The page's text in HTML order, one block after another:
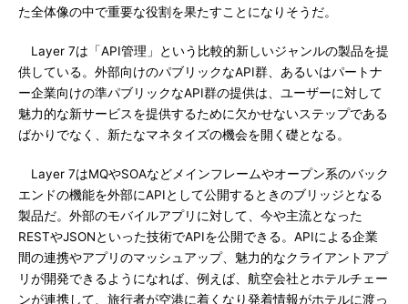
た全体像の中で重要な役割を果たすことになりそうだ。
Layer 7は「API管理」という比較的新しいジャンルの製品を提
供している。外部向けのパブリックなAPI群、あるいはパートナ
ー企業向けの準パブリックなAPI群の提供は、ユーザーに対して
魅力的な新サービスを提供するために欠かせないステップである
ばかりでなく、新たなマネタイズの機会を開く礎となる。
Layer 7はMQやSOAなどメインフレームやオープン系のバック
エンドの機能を外部にAPIとして公開するときのブリッジとなる
製品だ。外部のモバイルアプリに対して、今や主流となった
RESTやJSONといった技術でAPIを公開できる。APIによる企業
間の連携やアプリのマッシュアップ、魅力的なクライアントアプ
リが開発できるようになれば、例えば、航空会社とホテルチェー
ンが連携して、旅行者が空港に着くなり発着情報がホテルに渡っ